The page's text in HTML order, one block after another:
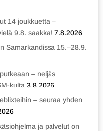
14 joukkuetta –
9.8. saakka! 7.8.2026
Samarkandissa 15.–28.9.
– neljäs
kulta 3.8.2026
– seuraa yhden
ja palvelut on